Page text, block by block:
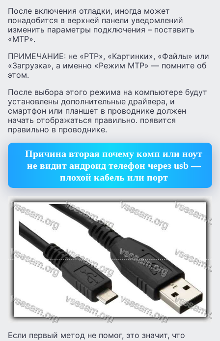
После включения отладки, иногда может
понадобится в верхней панели уведомлений
изменить параметры подключения – поставить
«MTP».
ПРИМЕЧАНИЕ: не «PTP», «Картинки», «Файлы» или
«Загрузка», а именно «Режим MTP» — помните об
этом.
После выбора этого режима на компьютере будут
установлены дополнительные драйвера, и
смартфон или планшет в проводнике должен
начать отображаться правильно. появится
правильно в проводнике.
Причина вторая почему комп или ноут
не видит андроид телефон через usb —
плохой кабель или порт
Если первый метод не помог, это значит, что